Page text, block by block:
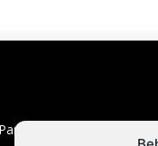
Partner content